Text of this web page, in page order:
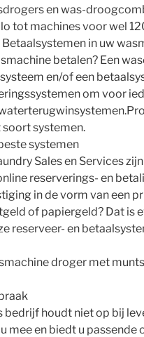
en was-
tot machines voor wel
Betaalsystemen in uw
betalen? Een
en/of een
om voor
systemen.
systemen
Sales en Services
reserverings- en
in de vorm van een
of papiergeld? Dat is
reserveer- en
droger met
bedrijf houdt niet op bij
mee en biedt u